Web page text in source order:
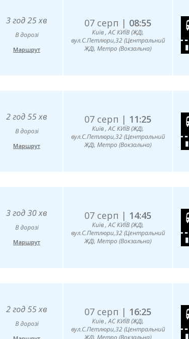
3 год 25 хв
В дорозі
Маршрут
07 серп | 08:55
Київ , АС КИЇВ (ЖД),
вул.С.Петлюри,32 (Центральний
ЖД), Метро (Вокзальна)
2 год 55 хв
В дорозі
Маршрут
07 серп | 11:25
Київ , АС КИЇВ (ЖД),
вул.С.Петлюри,32 (Центральний
ЖД), Метро (Вокзальна)
3 год 30 хв
В дорозі
Маршрут
07 серп | 14:45
Київ , АС КИЇВ (ЖД),
вул.С.Петлюри,32 (Центральний
ЖД), Метро (Вокзальна)
2 год 55 хв
В дорозі
07 серп | 16:25
Київ , АС КИЇВ (ЖД),
вул.С.Петлюри,32 (Центральний
ЖД), Метро (Вокзальна)